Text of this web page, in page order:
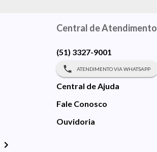
Central de Atendimento
(51) 3327-9001
ATENDIMENTO VIA WHATSAPP
Central de Ajuda
Fale Conosco
Ouvidoria